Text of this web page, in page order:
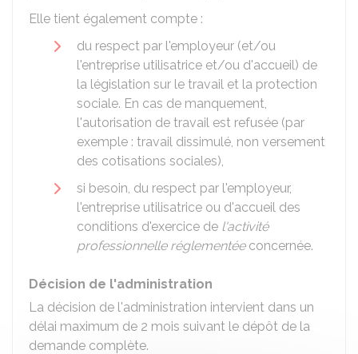
Elle tient également compte :
du respect par l'employeur (et/ou
l'entreprise utilisatrice et/ou d'accueil) de
la législation sur le travail et la protection
sociale. En cas de manquement,
l'autorisation de travail est refusée (par
exemple : travail dissimulé, non versement
des cotisations sociales),
si besoin, du respect par l'employeur,
l'entreprise utilisatrice ou d'accueil des
conditions d'exercice de l'activité
professionnelle réglementéeconcernée.
Décision de l'administration
La décision de l'administration intervient dans un
délai maximum de 2 mois suivant le dépôt de la
demande complète.